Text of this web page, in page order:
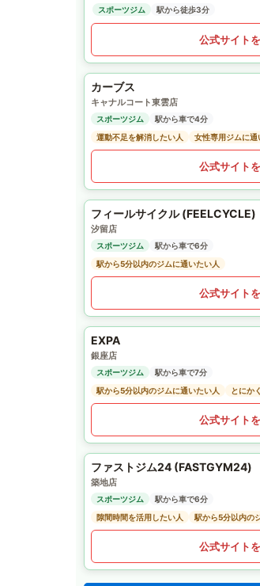
スポーツジム 駅から徒歩3分
公式サイト
カーブス
キャナルコート東雲店
スポーツジム
駅から車で4分
運動不足を解消したい人
女性専用ジムに通
公式サイト
フィールサイクル (FEELCYCLE)
汐留店
スポーツジム
駅から車で6分
駅から5分以内のジムに通いたい人
公式サイト
EXPA
銀座店
スポーツジム
駅から車で7分
駅から5分以内のジムに通いたい人
とにか
公式サイト
ファストジム24 (FASTGYM24)
築地店
スポーツジム
駅から車で6分
隙間時間を活用したい人
駅から5分以内の
公式サイト